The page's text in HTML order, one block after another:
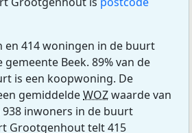
en 414 woningen in de buurt
Beek. 89% van de
is een koopwoning. De
gemiddeldeWOZwaarde van
938 inwoners in de buurt
Grootgenhout telt 415